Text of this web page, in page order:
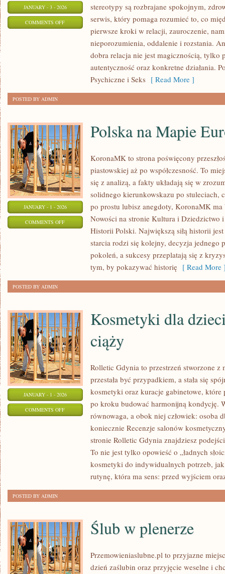
JANUARY - 3 - 2026
COMMENTS OFFON
stereotypy są rozbrajane spokojnym,
serwis, który pomaga rozumieć to, co
pierwsze kroki w relacji, zauroczenie,
nieporozumienia, oddalenie i rozstania.
dobra relacja nie jest magicznością, tylko
autentyczność oraz konkretne działania.
Psychiczne i Seks [ Read More ]
POSTED BY ADMIN
JANUARY - 1 - 2026
COMMENTS OFFON
Polska na Mapie
KoronaMK to strona poświęcony
piastowskiej aż po współczesność. To
się z analizą, a fakty układają się w
solidnego kierunkowskazu po stuleciach,
po prostu lubisz anegdoty, KoronaMK
Nowości na stronie Kultura i Dziedzictwo
Historii Polski. Największą siłą historii
starcia rodzi się kolejny, decyzja jednego
pokoleń, a sukcesy przeplatają się z
tym, by pokazywać historię [ Read More
POSTED BY ADMIN
JANUARY - 1 - 2026
COMMENTS OFFON
Kosmetyki dla
ciąży
Rolletic Gdynia to przestrzeń stworzone z
przestała być przypadkiem, a stała się
kosmetyki oraz kuracje gabinetowe,
po kroku budować harmonijną kondycję.
równowaga, a obok niej człowiek: osoba
koniecznie Recenzje salonów
stronie Rolletic Gdynia znajdziesz
To nie jest tylko opowieść o „ładnych
kosmetyki do indywidualnych potrzeb, jak
rutynę, która ma sens: przed wyjściem
POSTED BY ADMIN
Ślub w plenerze
Przemowieniaslubne.pl to przyjazne
dzień zaślubin oraz przyjęcie weselne i